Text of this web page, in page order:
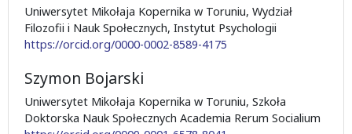
Uniwersytet Mikołaja Kopernika w Toruniu, Wydział
Filozofii i Nauk Społecznych, Instytut Psychologii
https://orcid.org/0000-0002-8589-4175
Szymon Bojarski
Uniwersytet Mikołaja Kopernika w Toruniu, Szkoła
Doktorska Nauk Społecznych Academia Rerum Socialium